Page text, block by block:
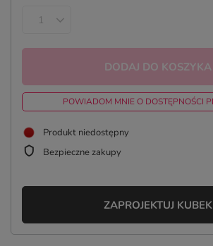
DODAJ DO KOSZYKA
POWIADOM MNIE O DOSTĘPNOŚCI
Produkt niedostępny
Bezpieczne zakupy
ZAPROJEKTUJ KUBEK